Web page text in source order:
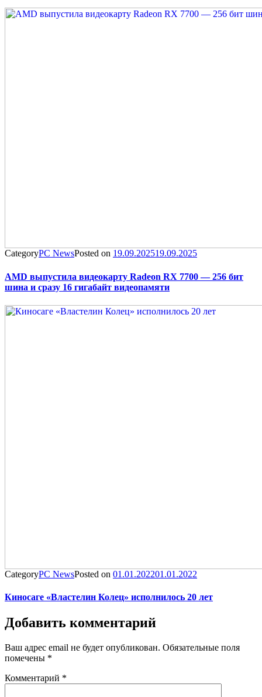
CategoryPC NewsPosted on 19.09.202519.09.2025
AMD выпустила видеокарту Radeon RX 7700 — 256 бит
шина и сразу 16 гигабайт видеопамяти
CategoryPC NewsPosted on 01.01.202201.01.2022
Киносаге «Властелин Колец» исполнилось 20 лет
Добавить комментарий
Ваш адрес email не будет опубликован. Обязательные поля
помечены *
Комментарий *